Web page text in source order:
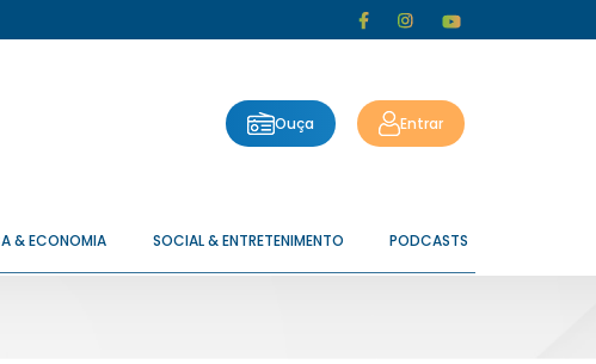
Ouça Entrar
& ECONOMIA SOCIAL & ENTRETENIMENTO PODCASTS